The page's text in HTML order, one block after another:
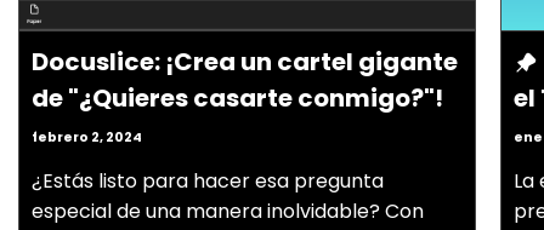
Docuslice: ¡Crea un cartel gigante
de "¿Quieres casarte conmigo?"!
febrero 2, 2024
¿Estás listo para hacer esa pregunta
especial de una manera inolvidable? Con
el
La